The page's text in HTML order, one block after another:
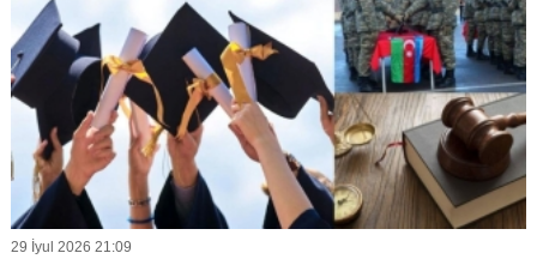
29 İyul 2026 21:09